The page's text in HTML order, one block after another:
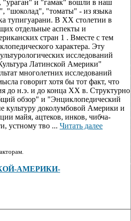
"ураган" и "гамак" вошли в наш
"шоколад", "томаты" - из языка
тупигуарани. В XX столетии в
отдельные аспекты и
стран 1 . Вместе с тем
характера. Эту
исследований
Латинской Америки"
многолетних исследований
говорит хотя бы тот факт, что
до н.э. и до конца XX в. Структурно
обзор" и "Энциклопедический
культуру доколумбовой Америки и
майя, ацтеков, инков, чибча-
устному тво ... Читать далее
АМЕРИКИ-